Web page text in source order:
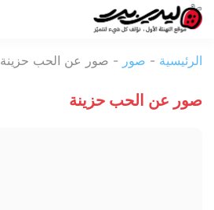
بيرد
الرئيسية - صور - صور عن الحب حزينة
صور عن الحب حزينة